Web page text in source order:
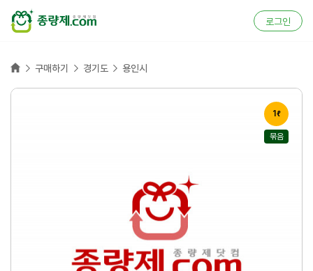
로그인
홈 구매하기  경기도  용인시
1ℓ
묶음